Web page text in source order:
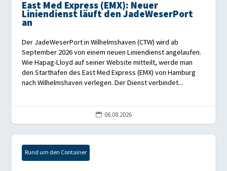
East Med Express (EMX): Neuer
Liniendienst läuft den JadeWeserPort
an
Der JadeWeserPort in Wilhelmshaven (CTW) wird ab
September 2026 von einem neuen Liniendienst angelaufen.
Wie Hapag-Lloyd auf seiner Website mitteilt, werde man
den Starthafen des East Med Express (EMX) von Hamburg
nach Wilhelmshaven verlegen. Der Dienst verbindet...
 06.08.2026
Rund um den Container